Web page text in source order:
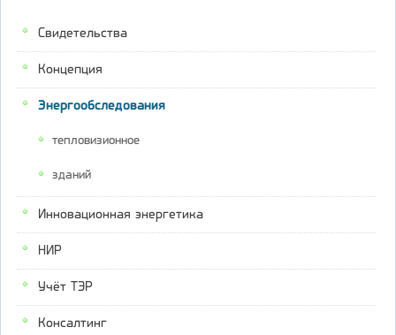
Свидетельства
Концепция
Энергообследования
тепловизионное
зданий
Инновационная энергетика
НИР
Учёт ТЭР
Консалтинг